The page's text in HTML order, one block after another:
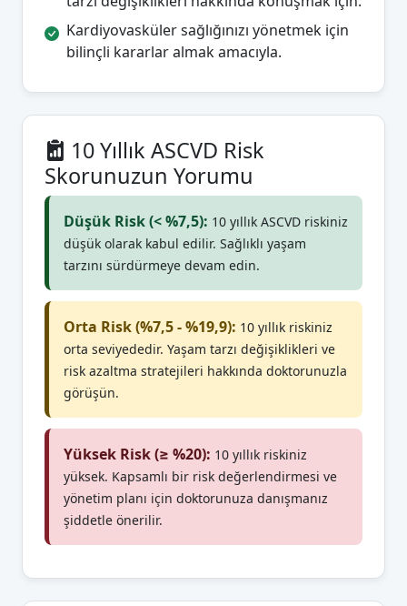
Kardiyovasküler sağlığınızı yönetmek için
bilinçli kararlar almak amacıyla.
10 Yıllık ASCVD Risk
Skorunuzun Yorumu
Düşük Risk (< %7,5): 10 yıllık ASCVD riskiniz
düşük olarak kabul edilir. Sağlıklı yaşam
tarzını sürdürmeye devam edin.
Orta Risk (%7,5 - %19,9): 10 yıllık riskiniz
orta seviyededir. Yaşam tarzı değişiklikleri ve
risk azaltma stratejileri hakkında doktorunuzla
görüşün.
Yüksek Risk (≥ %20): 10 yıllık riskiniz
yüksek. Kapsamlı bir risk değerlendirmesi ve
yönetim planı için doktorunuza danışmanız
şiddetle önerilir.